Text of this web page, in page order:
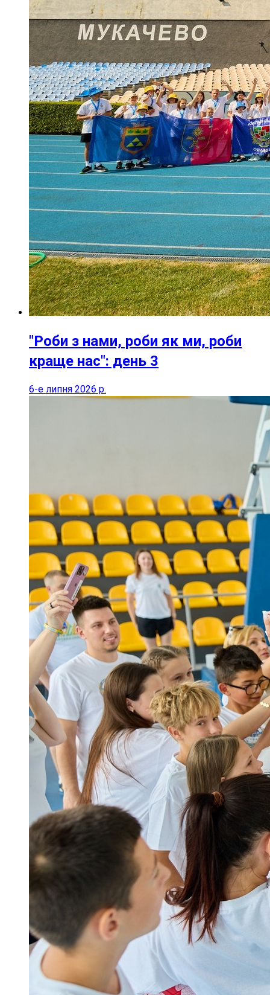
"Роби з нами, роби як ми, роби
краще нас": день 3
6-е липня 2026 р.